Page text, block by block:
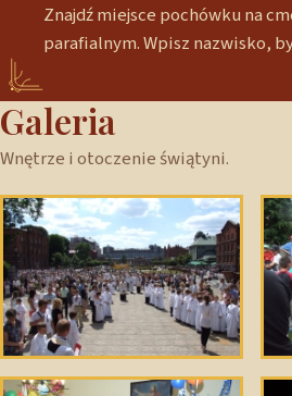
Znajdź miejsce pochówku na
parafialnym. Wpisz nazwisko,
Galeria
Wnętrze i otoczenie świątyni.